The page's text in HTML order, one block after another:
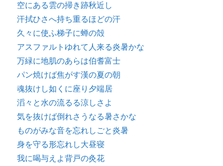
空にある雲の掃き跡秋近し
汗拭ひさへ持ち重るほどの汗
久々に使ふ梯子に蝉の殻
アスファルトゆれて人来る炎暑かな
万緑に地肌のあらは伯耆富士
パン焼けば焦がす漢の夏の朝
魂抜けし如くに座り夕端居
滔々と水の流るる涼しさよ
気を抜けば倒れさうなる暑さかな
ものがみな音を忘れしごと炎暑
身を守る形忘れし大昼寝
我に喝与えよ背戸の灸花